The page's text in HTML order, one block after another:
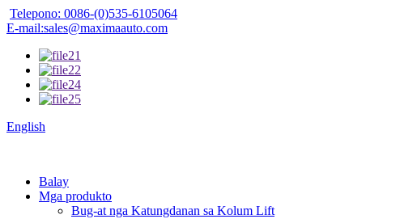
Telepono: 0086-(0)535-6105064
E-mail:sales@maximaauto.com
English
Balay
Mga produkto
Bug-at nga Katungdanan sa Kolum Lift